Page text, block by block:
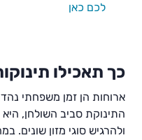
לכם כאן
כך תאכילו
ארוחות הן זמן משפחתי
התינוקת סביב השולחן,
ולהרגיש סוגי מזון שונים.